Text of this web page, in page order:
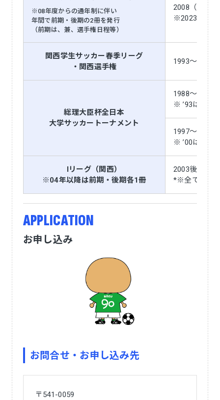
※08年度からの通年制に伴い
年間で前期・後期の2冊を発行
（前期は、兼、選手権日程等）
2008（前期
※2023前期
関西学生サッカー春季リーグ
・関西選手権
1993～2007
総理大臣杯全日本
大学サッカートーナメント
1988～1996
※ ’93は在庫
1997～2019
※ ’00は在庫
Iリーグ（関西）
※04年以降は前期・後期各1冊
2003後期～
*※全て在庫
APPLICATION
お申し込み
お問合せ・お申し込み先
〒541-0059